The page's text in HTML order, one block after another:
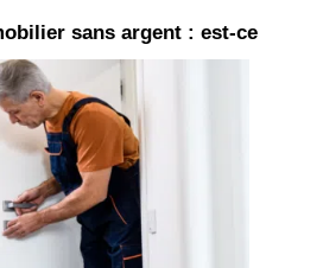
sans argent : est-ce